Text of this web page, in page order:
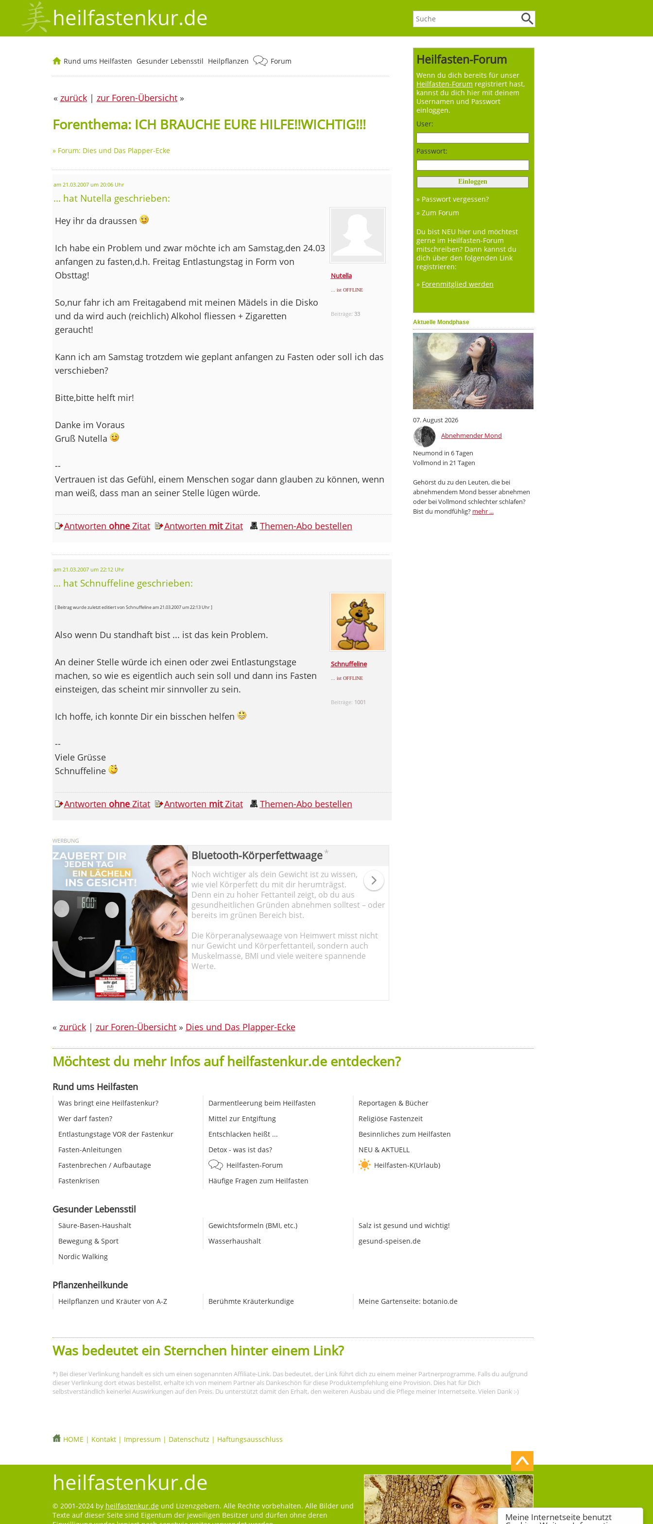
Meine Internetseite benutzt
heilfastenkur.de
Heilfasten-Forum
Wenn du dich bereits für unser
Heilfasten-Forum registriert hast,
kannst du dich hier mit deinem
Usernamen und Passwort
einloggen.
User:
Passwort:
» Passwort vergessen?
» Zum Forum
Du bist NEU hier und möchtest
gerne im Heilfasten-Forum
mitschreiben? Dann kannst du
dich über den folgenden Link
registrieren:
» Forenmitglied werden
Aktuelle Mondphase
07. August 2026
Abnehmender Mond
Neumond in 6 Tagen
Vollmond in 21 Tagen
Gehörst du zu den Leuten, die bei
abnehmendem Mond besser abnehmen
oder bei Vollmond schlechter schlafen?
Bist du mondfühlig? mehr ...
Rund ums Heilfasten Gesunder Lebensstil Heilpflanzen Forum
« zurück| zur Foren-Übersicht»
Forenthema: ICH BRAUCHE EURE HILFE!!WICHTIG!!!
» Forum: Dies und Das Plapper-Ecke
am 21.03.2007 um 20:06 Uhr
... hat Nutella geschrieben:
Nutella
... ist OFFLINE
Beiträge: 33
Hey ihr da draussen
Ich habe ein Problem und zwar möchte ich am Samstag,den 24.03
anfangen zu fasten,d.h. Freitag Entlastungstag in Form von
Obsttag!
So,nur fahr ich am Freitagabend mit meinen Mädels in die Disko
und da wird auch (reichlich) Alkohol fliessen + Zigaretten
geraucht!
Kann ich am Samstag trotzdem wie geplant anfangen zu Fasten oder soll ich das
verschieben?
Bitte,bitte helft mir!
Danke im Voraus
Gruß Nutella
--
Vertrauen ist das Gefühl, einem Menschen sogar dann glauben zu können, wenn
man weiß, dass man an seiner Stelle lügen würde.
Antworten ohneZitat Antworten mitZitat Themen-Abo bestellen
am 21.03.2007 um 22:12 Uhr
... hat Schnuffeline geschrieben:
Schnuffeline
... ist OFFLINE
Beiträge: 1001
[ Beitrag wurde zuletzt editiert von Schnuffeline am 21.03.2007 um 22:13 Uhr ]
Also wenn Du standhaft bist ... ist das kein Problem.
An deiner Stelle würde ich einen oder zwei Entlastungstage
machen, so wie es eigentlich auch sein soll und dann ins Fasten
einsteigen, das scheint mir sinnvoller zu sein.
Ich hoffe, ich konnte Dir ein bisschen helfen
--
Viele Grüsse
Schnuffeline
Antworten ohneZitat Antworten mitZitat Themen-Abo bestellen
Bluetooth-Körperfettwaage*
Noch wichtiger als dein Gewicht ist zu wissen,
wie viel Körperfett du mit dir herumträgst.
Denn ein zu hoher Fettanteil zeigt, ob du aus
gesundheitlichen Gründen abnehmen solltest – oder
bereits im grünen Bereich bist.
Die Körperanalysewaage von Heimwert misst nicht
nur Gewicht und Körperfettanteil, sondern auch
Muskelmasse, BMI und viele weitere spannende
Werte.
« zurück| zur Foren-Übersicht» Dies und Das Plapper-Ecke
Möchtest du mehr Infos auf heilfastenkur.de entdecken?
Rund ums Heilfasten
Was bringt eine Heilfastenkur?
Wer darf fasten?
Entlastungstage VOR der Fastenkur
Fasten-Anleitungen
Fastenbrechen / Aufbautage
Fastenkrisen
Darmentleerung beim Heilfasten
Mittel zur Entgiftung
Entschlacken heißt ...
Detox - was ist das?
Heilfasten-Forum
Häufige Fragen zum Heilfasten
Reportagen & Bücher
Religiöse Fastenzeit
Besinnliches zum Heilfasten
NEU & AKTUELL
Heilfasten-K(Urlaub)
Gesunder Lebensstil
Säure-Basen-Haushalt
Bewegung & Sport
Nordic Walking
Gewichtsformeln (BMI, etc.)
Wasserhaushalt
Salz ist gesund und wichtig!
gesund-speisen.de
Pflanzenheilkunde
Heilpflanzen und Kräuter von A-Z Berühmte Kräuterkundige Meine Gartenseite: botanio.de
Was bedeutet ein Sternchen hinter einem Link?
*) Bei dieser Verlinkung handelt es sich um einen sogenannten Affiliate-Link. Das bedeutet, der Link führt dich zu einem meiner Partnerprogramme. Falls du aufgrund
dieser Verlinkung dort etwas bestellst, erhalte ich von meinem Partner als Dankeschön für diese Produktempfehlung eine Provision. Dies hat für Dich
selbstverständlich keinerlei Auswirkungen auf den Preis. Du unterstützt damit den Erhalt, den weiteren Ausbau und die Pflege meiner Internetseite. Vielen Dank :-)
HOME | Kontakt| Impressum | Datenschutz | Haftungsausschluss
heilfastenkur.de
© 2001-2024 by heilfastenkur.deund Lizenzgebern. Alle Rechte vorbehalten. Alle Bilder und
Texte auf dieser Seite sind Eigentum der jeweiligen Besitzer und dürfen ohne deren